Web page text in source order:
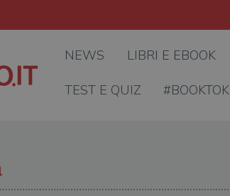
NEWS LIBRI E EBOOK
TEST E QUIZ #BOOKTOK